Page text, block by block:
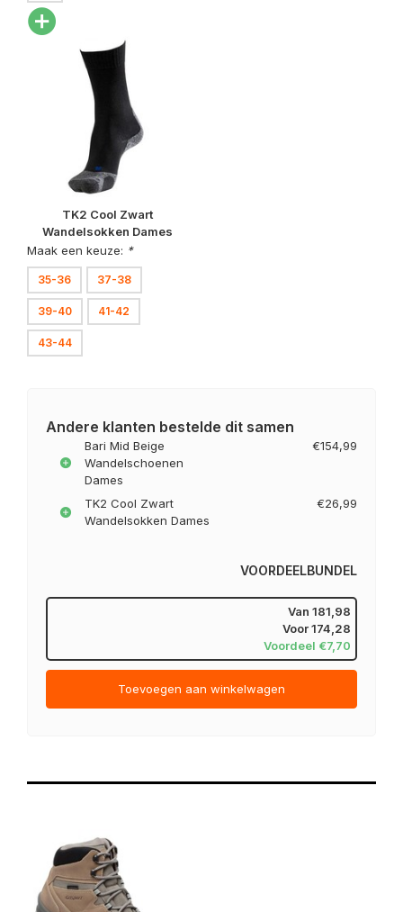
TK2 Cool Zwart
Wandelsokken Dames
Maak een keuze: *
35-36 37-38
39-40 41-42
43-44
Andere klanten bestelde dit samen
Bari Mid Beige
Wandelschoenen
Dames
€154,99
TK2 Cool Zwart
Wandelsokken Dames
€26,99
VOORDEELBUNDEL
Van 181,98
Voor174,28
Voordeel €7,70
Toevoegen aan winkelwagen